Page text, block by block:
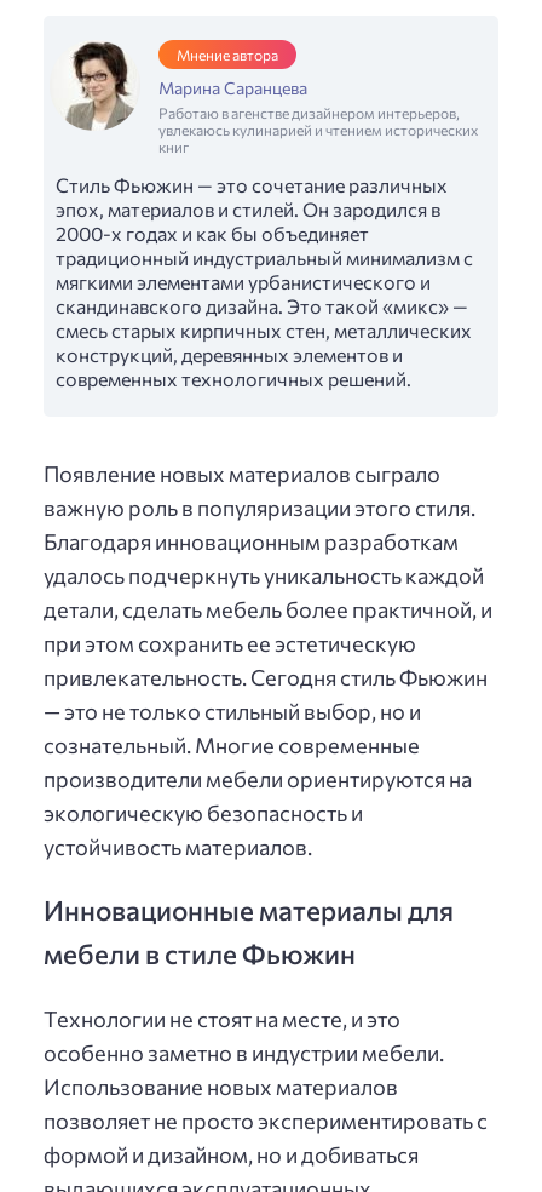
Мнение автора
Марина Саранцева
Работаю в агенстве дизайнером интерьеров,
увлекаюсь кулинарией и чтением исторических
книг
Стиль Фьюжин — это сочетание различных
эпох, материалов и стилей. Он зародился в
2000-х годах и как бы объединяет
традиционный индустриальный минимализм с
мягкими элементами урбанистического и
скандинавского дизайна. Это такой «микс» —
смесь старых кирпичных стен, металлических
конструкций, деревянных элементов и
современных технологичных решений.
Появление новых материалов сыграло
важную роль в популяризации этого стиля.
Благодаря инновационным разработкам
удалось подчеркнуть уникальность каждой
детали, сделать мебель более практичной, и
при этом сохранить ее эстетическую
привлекательность. Сегодня стиль Фьюжин
— это не только стильный выбор, но и
сознательный. Многие современные
производители мебели ориентируются на
экологическую безопасность и
устойчивость материалов.
Инновационные материалы для
мебели в стиле Фьюжин
Технологии не стоят на месте, и это
особенно заметно в индустрии мебели.
Использование новых материалов
позволяет не просто экспериментировать с
формой и дизайном, но и добиваться